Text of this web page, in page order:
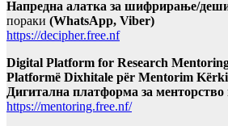
Напредна алатка за шифрирање/
пораки (WhatsApp, Viber)
https://decipher.free.nf
Digital Platform for Research
Platformë Dixhitale për Mentorim
Дигитална платформа за
https://mentoring.free.nf/